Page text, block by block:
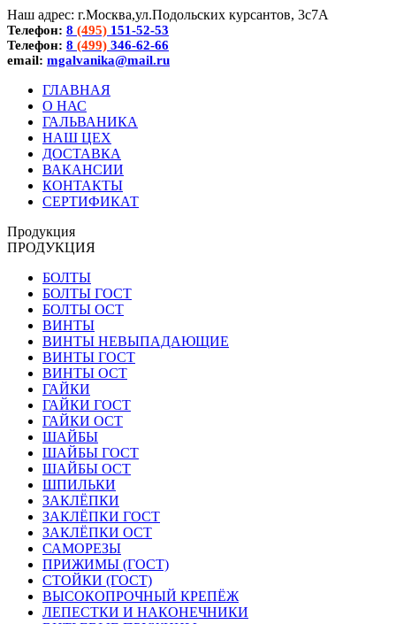
Наш адрес: г.Москва,ул.Подольских курсантов, 3с7А
Телефон: 8 (495) 151-52-53
Телефон: 8 (499) 346-62-66
email: mgalvanika@mail.ru
ГЛАВНАЯ
О НАС
ГАЛЬВАНИКА
НАШ ЦЕХ
ДОСТАВКА
ВАКАНСИИ
КОНТАКТЫ
СЕРТИФИКАТ
Продукция
ПРОДУКЦИЯ
БОЛТЫ
БОЛТЫ ГОСТ
БОЛТЫ ОСТ
ВИНТЫ
ВИНТЫ НЕВЫПАДАЮЩИЕ
ВИНТЫ ГОСТ
ВИНТЫ ОСТ
ГАЙКИ
ГАЙКИ ГОСТ
ГАЙКИ ОСТ
ШАЙБЫ
ШАЙБЫ ГОСТ
ШАЙБЫ ОСТ
ШПИЛЬКИ
ЗАКЛЁПКИ
ЗАКЛЁПКИ ГОСТ
ЗАКЛЁПКИ ОСТ
САМОРЕЗЫ
ПРИЖИМЫ (ГОСТ)
СТОЙКИ (ГОСТ)
ВЫСОКОПРОЧНЫЙ КРЕПЁЖ
ЛЕПЕСТКИ И НАКОНЕЧНИКИ